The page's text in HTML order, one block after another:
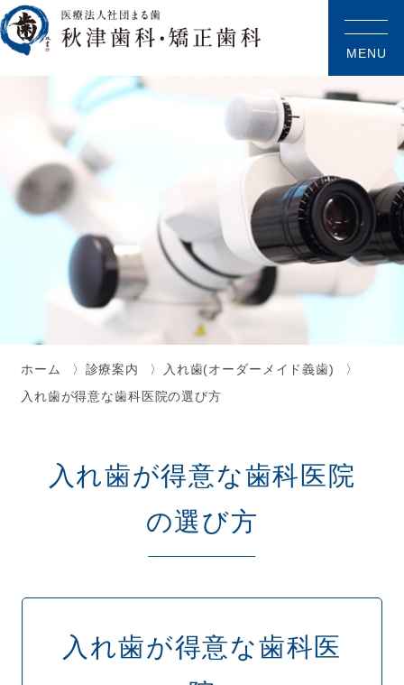
ホーム 診療案内
入れ歯(オーダーメイド義歯)
入れ歯が得意な歯科医院の選び方
入れ歯が得意な歯科医院
の選び方
入れ歯が得意な歯科医
MENU